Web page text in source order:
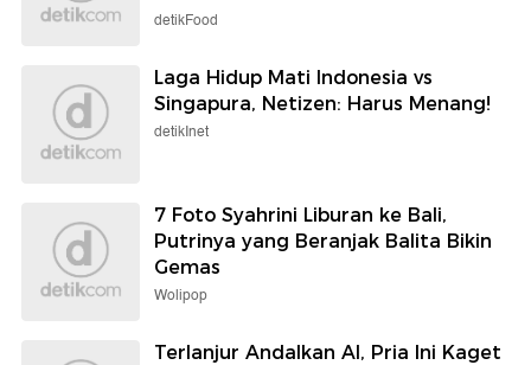
detikFood
Laga Hidup Mati Indonesia vs
Singapura, Netizen: Harus Menang!
detikInet
7 Foto Syahrini Liburan ke Bali,
Putrinya yang Beranjak Balita Bikin
Gemas
Wolipop
Terlanjur Andalkan AI, Pria Ini Kaget